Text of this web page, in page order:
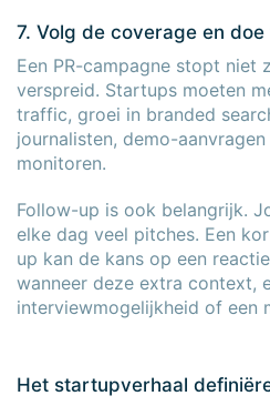
7. Volg de coverage en
Een PR-campagne stopt niet
verspreid. Startups moeten
traffic, groei in branded
journalisten, demo-
monitoren.
Follow-up is ook belangrijk.
elke dag veel pitches. Een
up kan de kans op een
wanneer deze extra context,
interviewmogelijkheid of een
Het startupverhaal